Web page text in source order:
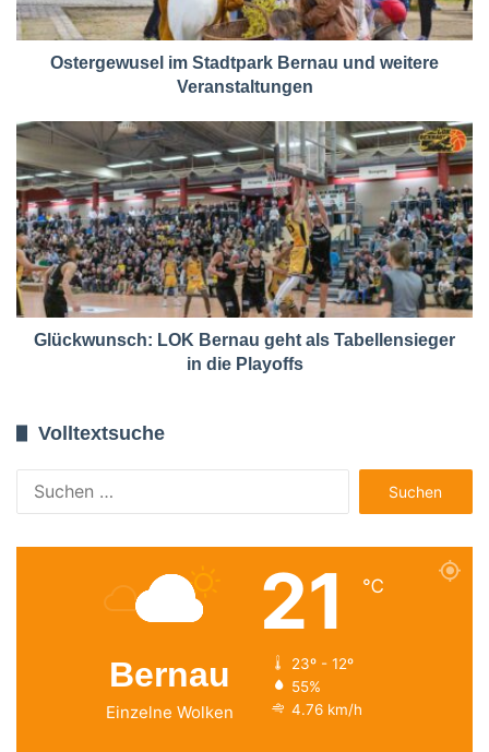
Ostergewusel im Stadtpark Bernau und weitere
Veranstaltungen
Glückwunsch: LOK Bernau geht als Tabellensieger
in die Playoffs
Volltextsuche
nach:
Bernau
Einzelne Wolken
21 ℃
23º - 12º
55%
4.76 km/h